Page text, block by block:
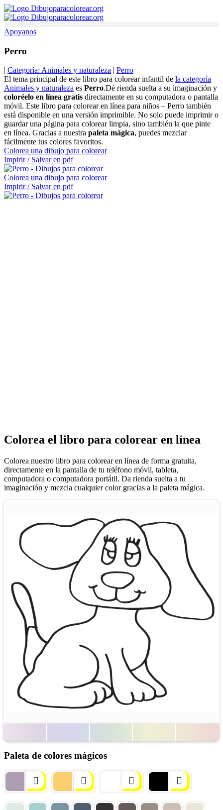
Ir
al
Apoyanos
Perro
| Categoría: Animales y naturaleza | Perro
El tema principal de este libro para colorear infantil de la categoría
Animales y naturaleza es Perro.Dé rienda suelta a su imaginación y
coloréelo en línea gratis directamente en su computadora o pantalla
móvil. Este libro para colorear en línea para niños – Perro también
está disponible en una versión imprimible. No solo puede imprimir o
guardar una página para colorear limpia, sino también la que pinte
en línea. Gracias a nuestra paleta mágica, puedes mezclar
fácilmente tus colores favoritos.
Colorea una dibujo para colorear
Impirir / Salvar en pdf
Colorea una dibujo para colorear
Impirir / Salvar en pdf
Colorea el libro para colorear en línea
Colorea nuestro libro para colorear en línea de forma gratuita,
directamente en la pantalla de tu teléfono móvil, tableta,
computadora o computadora portátil. Da rienda suelta a tu
imaginación y mezcla cualquier color gracias a la paleta mágica.
Paleta de colores mágicos